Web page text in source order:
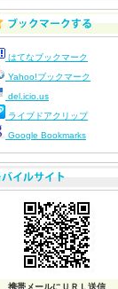
はてなブックマーク
Yahoo!ブックマーク
del.icio.us
ライブドアクリップ
Google Bookmarks
携帯メールにＵＲＬ送信